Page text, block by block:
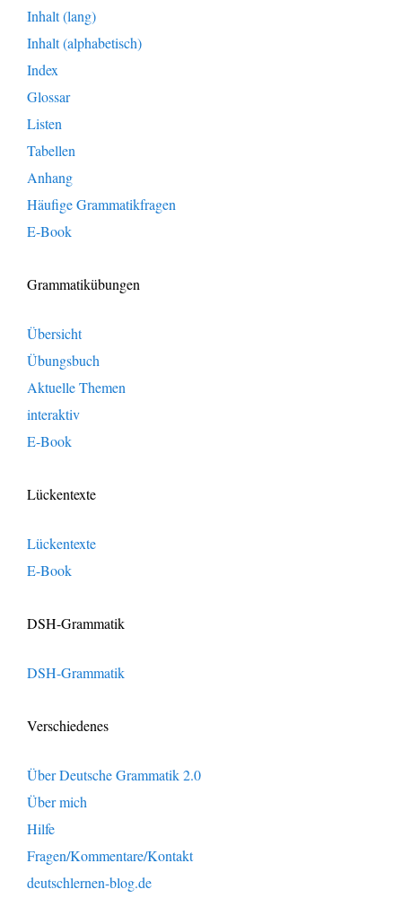
Inhalt (lang)
Inhalt (alphabetisch)
Index
Glossar
Listen
Tabellen
Anhang
Häufige Grammatikfragen
E-Book
Grammatikübungen
Übersicht
Übungsbuch
Aktuelle Themen
interaktiv
E-Book
Lückentexte
Lückentexte
E-Book
DSH-Grammatik
DSH-Grammatik
Verschiedenes
Über Deutsche Grammatik 2.0
Über mich
Hilfe
Fragen/Kommentare/Kontakt
deutschlernen-blog.de